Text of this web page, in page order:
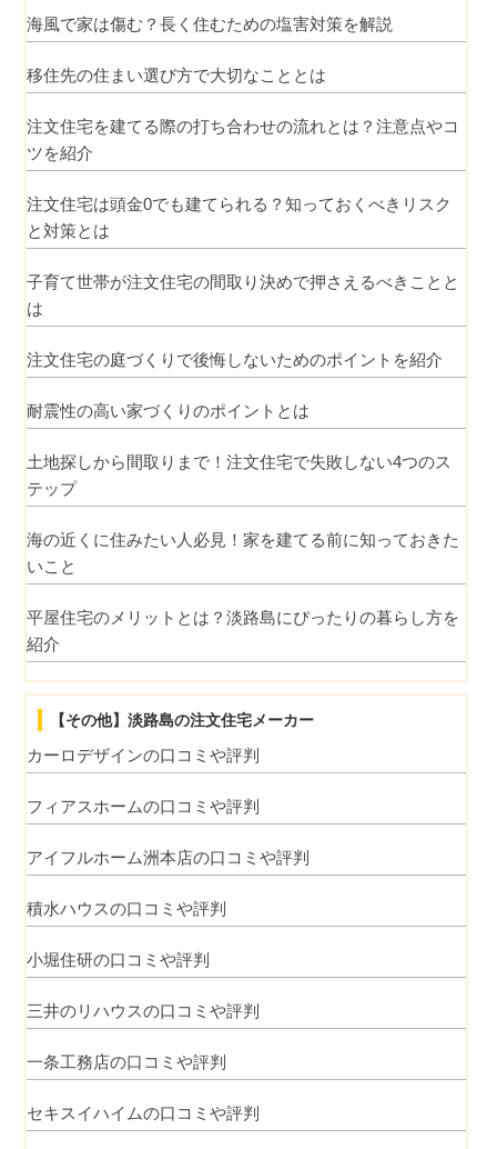
海風で家は傷む？長く住むための塩害対策を解説
移住先の住まい選び方で大切なこととは
注文住宅を建てる際の打ち合わせの流れとは？注意点やコ
ツを紹介
注文住宅は頭金0でも建てられる？知っておくべきリスク
と対策とは
子育て世帯が注文住宅の間取り決めで押さえるべきことと
は
注文住宅の庭づくりで後悔しないためのポイントを紹介
耐震性の高い家づくりのポイントとは
土地探しから間取りまで！注文住宅で失敗しない4つのス
テップ
海の近くに住みたい人必見！家を建てる前に知っておきた
いこと
平屋住宅のメリットとは？淡路島にぴったりの暮らし方を
紹介
【その他】淡路島の注文住宅メーカー
カーロデザインの口コミや評判
フィアスホームの口コミや評判
アイフルホーム洲本店の口コミや評判
積水ハウスの口コミや評判
小堀住研の口コミや評判
三井のリハウスの口コミや評判
一条工務店の口コミや評判
セキスイハイムの口コミや評判